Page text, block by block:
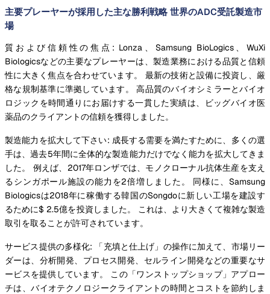
主要プレーヤーが採用した主な勝利戦略 世界のADC受託製造市
場
質および信頼性の焦点: Lonza、Samsung BioLogics、WuXi
Biologicsなどの主要なプレーヤーは、製造業務における品質と信頼
性に大きく焦点を合わせています。 最新の技術と設備に投資し、厳
格な規制基準に準拠しています。 高品質のバイオシミラーとバイオ
ロジックを時間通りにお届けする一貫した実績は、ビッグバイオ医
薬品のクライアントの信頼を獲得しました。
製造能力を拡大して下さい: 成長する需要を満たすために、多くの選
手は、過去5年間に全体的な製造能力だけでなく能力を拡大してきま
した。 例えば、2017年ロンザでは、モノクローナル抗体生産を支え
るシンガポール施設の能力を2倍増しました。 同様に、Samsung
Biologicsは2018年に稼働する韓国のSongdoに新しい工場を建設す
るために$ 2.5億を投資しました。 これは、より大きくて複雑な製造
取引を取ることが許可されています。
サービス提供の多様化: 「充填と仕上げ」の操作に加えて、市場リー
ダーは、分析開発、プロセス開発、セルライン開発などの重要なサ
ービスを提供しています。 この「ワンストップショップ」アプロー
チは、バイオテクノロジークライアントの時間とコストを節約しま